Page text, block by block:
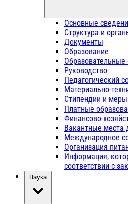
Основные
Структура и
Документы
Образование
Образовательные
Руководство
Педагогический
Материально-
Стипендии и
Платные
Финансово-
Вакантные места
Международное
Организация
Информация,
соответствии с
Наука